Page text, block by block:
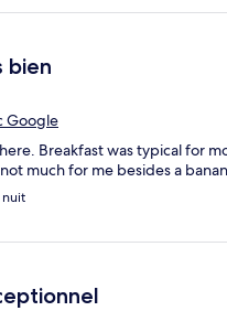
bien
Google
Breakfast was typical for
much for me besides a
nuit